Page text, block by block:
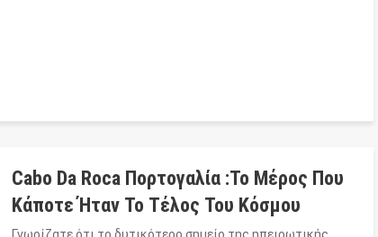
Cabo Da Roca Πορτογαλία :Το Μέρος Που
Κάποτε Ήταν Το Τέλος Του Κόσμου